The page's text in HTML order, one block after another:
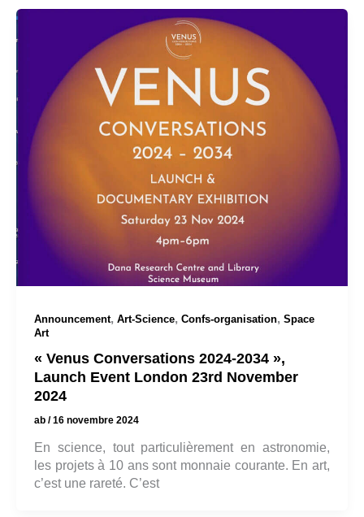
Announcement, Art-Science, Confs-organisation, Space
Art
« Venus Conversations 2024-2034 »,
Launch Event London 23rd November
2024
ab /16 novembre 2024
En science, tout particulièrement en astronomie,
les projets à 10 ans sont monnaie courante. En art,
c’est une rareté. C’est